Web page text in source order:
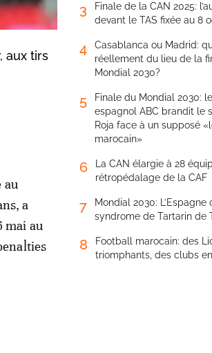
aux tirs
au
a
mai au
3
Finale de la CAN 2025:
devant le TAS fixée au 8
4
Casablanca ou Madrid:
réellement du lieu de la
Mondial 2030?
5
Finale du Mondial 2030:
espagnol ABC brandit le
Roja face à un supposé
marocain»
6
La CAN élargie à 28
rétropédalage de la CAF
7
Mondial 2030: L’Espagne
syndrome de Tartarin de
8
Football marocain: des
triomphants, des clubs